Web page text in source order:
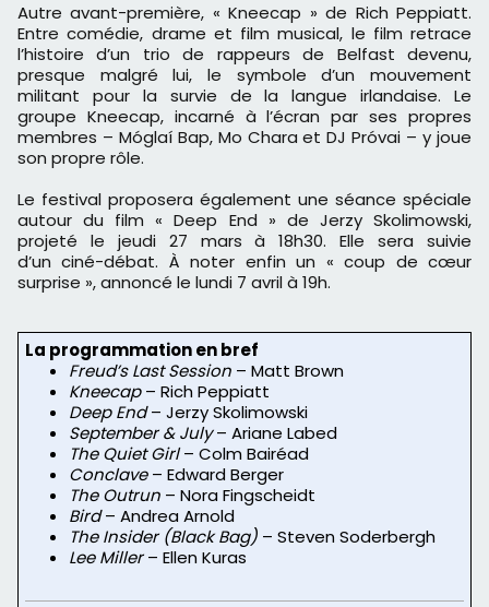
Autre avant-première, « Kneecap » de Rich Peppiatt.
Entre comédie, drame et film musical, le film retrace
l’histoire d’un trio de rappeurs de Belfast devenu,
presque malgré lui, le symbole d’un mouvement
militant pour la survie de la langue irlandaise. Le
groupe Kneecap, incarné à l’écran par ses propres
membres – Móglaí Bap, Mo Chara et DJ Próvai – y joue
son propre rôle.
Le festival proposera également une séance spéciale
autour du film « Deep End » de Jerzy Skolimowski,
projeté le jeudi 27 mars à 18h30. Elle sera suivie
d’un ciné-débat. À noter enfin un « coup de cœur
surprise », annoncé le lundi 7 avril à 19h.
La programmation en bref
Freud’s Last Session – Matt Brown
Kneecap– Rich Peppiatt
Deep End– Jerzy Skolimowski
September & July– Ariane Labed
The Quiet Girl– Colm Bairéad
Conclave– Edward Berger
The Outrun – Nora Fingscheidt
Bird– Andrea Arnold
The Insider (Black Bag) – Steven Soderbergh
Lee Miller– Ellen Kuras